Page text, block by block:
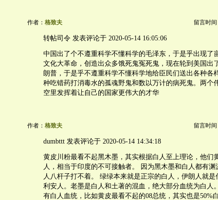
作者： 格致夫 留言时间
转帖司令 发表评论于 2020-05-14 16:05:06
中国出了个不遵重科学不懂科学的毛泽东，于是乎出现了
文化大革命，创造出众多饿死鬼冤死鬼，现在轮到美国出
朗普，于是乎不遵重科学不懂科学地给臣民们送出各种各
种吃错药打消毒水的孤魂野鬼和数以万计的病死鬼。两个
空里发挥着让自己的国家更伟大的才华
作者： 格致夫 留言时间
dumbttt 发表评论于 2020-05-14 14:34:18
黄皮川粉最看不起黑木墨，其实根据白人至上理论，他们
人，相当于印度的不可接触者。 因为黑木墨和白人都有
人八杆子打不着。 绿绿本来就是正宗的白人，伊朗人就
利安人。老墨是白人和土著的混血，绝大部分血统为白人
有白人血统，比如黄皮最看不起的08总统，其实也是50%